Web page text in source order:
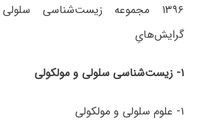
۱۳۹۶ مجموعه زیست‌شناسی
گرایش‌هایِ
۱- زیست‌شناسی سلولی و مولکولی
۱- علوم سلولی و مولکولی